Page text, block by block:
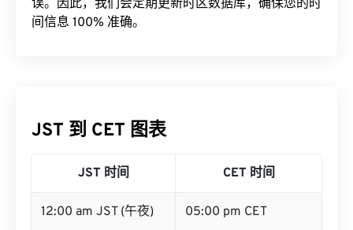
误。因此，我们会定期更新时区数据库，确保您的时
间信息 100% 准确。
JST 到 CET 图表
JST 时间 CET 时间
12:00 am JST (午夜) 05:00 pm CET